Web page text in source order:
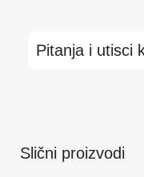
Pitanja i utisci
Slični proizvodi